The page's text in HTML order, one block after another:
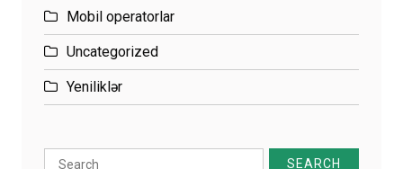
Mobil operatorlar
Uncategorized
Yeniliklər
Search